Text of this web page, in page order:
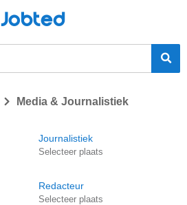
Jobted
> Media & Journalistiek
Journalistiek
Selecteer plaats
Redacteur
Selecteer plaats